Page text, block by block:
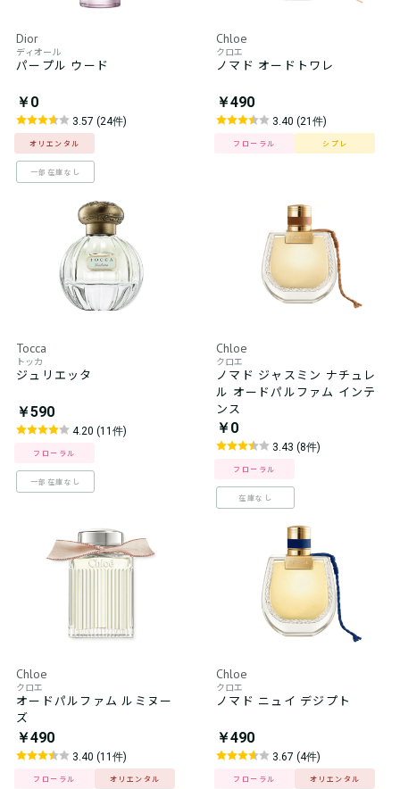
Dior
ディオール
パープル ウード
￥0
3.57 (24件)
オリエンタル
一部在庫なし
Chloe
クロエ
ノマド オードトワレ
￥490
3.40 (21件)
フローラル シプレ
Tocca
トッカ
ジュリエッタ
￥590
4.20 (11件)
フローラル
一部在庫なし
Chloe
クロエ
ノマド ジャスミン ナチュレ
ル オードパルファム インテ
ンス
￥0
3.43 (8件)
フローラル
在庫なし
Chloe
クロエ
オードパルファム ルミヌー
ズ
￥490
3.40 (11件)
フローラル オリエンタル
Chloe
クロエ
ノマド ニュイ デジプト
￥490
3.67 (4件)
フローラル オリエンタル